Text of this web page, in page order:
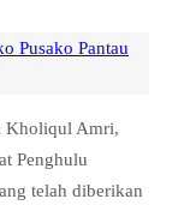
Pusako Pantau
Kholiqul Amri,
Penghulu
telah diberikan